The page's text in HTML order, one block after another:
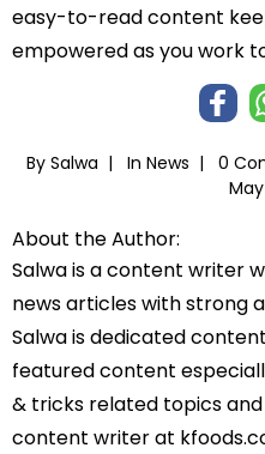
easy-to-read content
empowered as you work
By Salwa | In News | 0
About the Author:
Salwa is a content writer
news articles with strong
Salwa is dedicated
featured content
& tricks related topics
content writer at